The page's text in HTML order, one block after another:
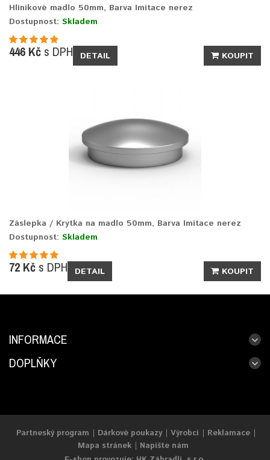
Hliníkové madlo 50mm, Barva Imitace nerez
Dostupnost: Skladem
446 Kč s DPH DETAIL KOUPIT
Záslepka / Krytka na madlo 50mm, Barva Imitace nerez
Dostupnost: Skladem
72 Kč s DPH DETAIL KOUPIT
INFORMACE
DOPLŇKY
Partneský program Dárkové poukazy Výrobci
Reklamace
Mapa stránek
Napište nám